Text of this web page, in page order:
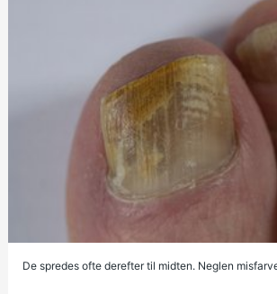
De spredes ofte derefter til midten. Neglen